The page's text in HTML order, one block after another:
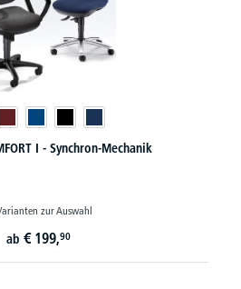
XXL-Bürostuhl